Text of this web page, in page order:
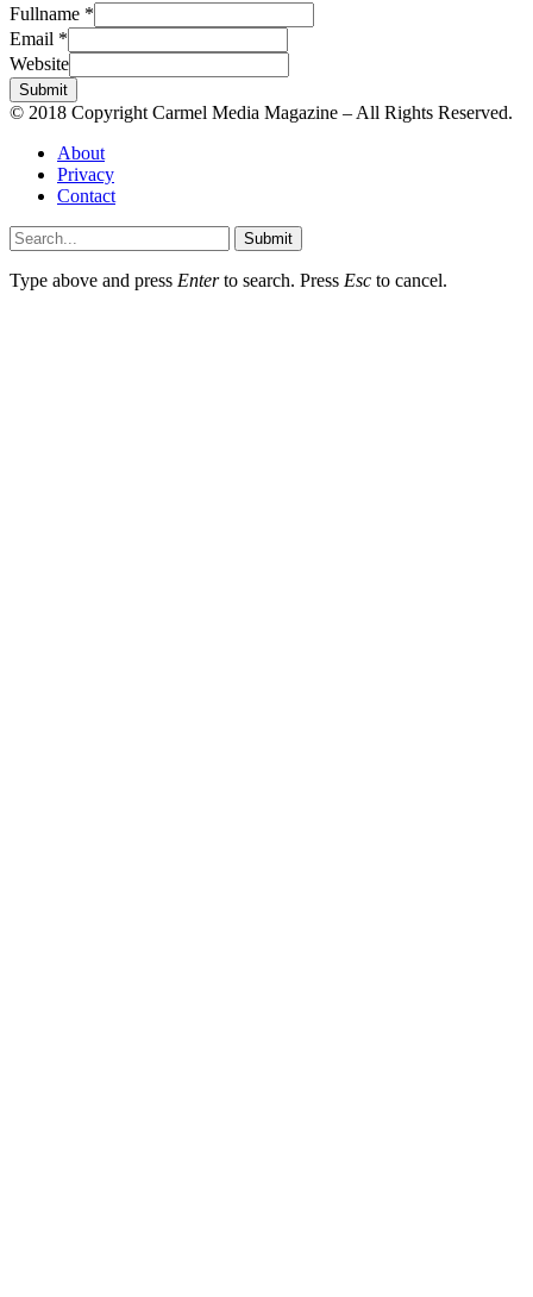
Fullname *
Email *
Website
Submit
© 2018 Copyright Carmel Media Magazine – All Rights Reserved.
About
Privacy
Contact
Submit
Type above and press Enterto search. Press Esc to cancel.